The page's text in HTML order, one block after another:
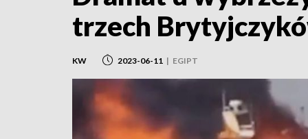
trzech
KW 2023-06-11 | EGIPT